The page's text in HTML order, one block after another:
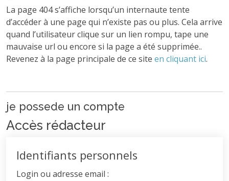
La page 404 s’affiche lorsqu’un internaute tente
d’accéder à une page qui n’existe pas ou plus. Cela arrive
quand l’utilisateur clique sur un lien rompu, tape une
mauvaise url ou encore si la page a été supprimée..
Revenez à la page principale de ce site en cliquant ici.
je possede un compte
Accès rédacteur
Identifiants personnels
Login ou adresse email :